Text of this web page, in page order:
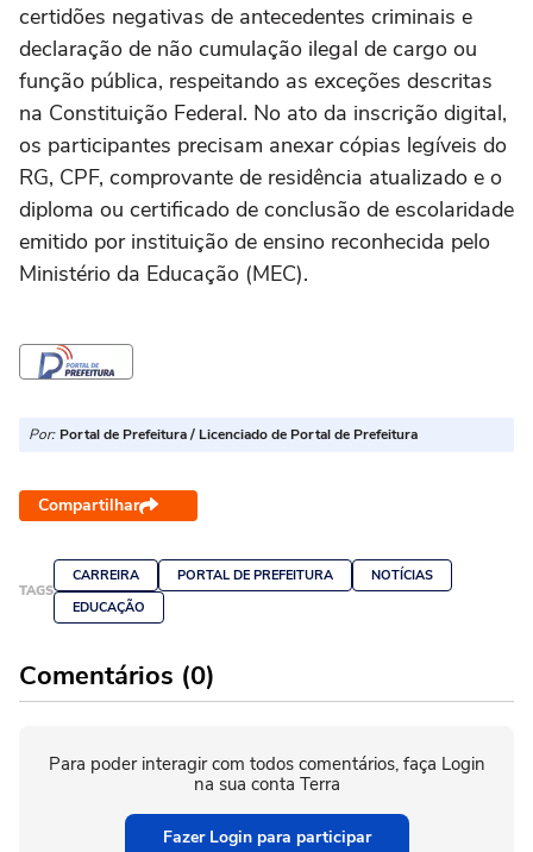
certidões negativas de antecedentes criminais e
declaração de não cumulação ilegal de cargo ou
função pública, respeitando as exceções descritas
na Constituição Federal. No ato da inscrição digital,
os participantes precisam anexar cópias legíveis do
RG, CPF, comprovante de residência atualizado e o
diploma ou certificado de conclusão de escolaridade
emitido por instituição de ensino reconhecida pelo
Ministério da Educação (MEC).
Por: Portal de Prefeitura / Licenciado de Portal de Prefeitura
Compartilhar
TAGS
CARREIRA PORTAL DE PREFEITURA
NOTÍCIAS
EDUCAÇÃO
Comentários (0)
Para poder interagir com todos comentários, faça Login
na sua conta Terra
Fazer Login para participar